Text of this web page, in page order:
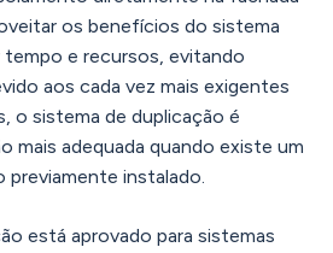
os benefícios do sistema
e recursos, evitando
aos cada vez mais exigentes
o sistema de duplicação é
mais adequada quando existe um
previamente instalado.
está aprovado para sistemas